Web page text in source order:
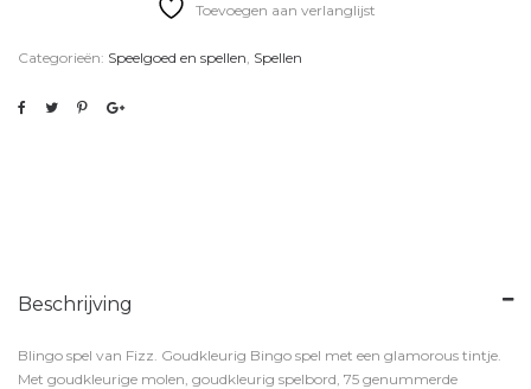
Toevoegen aan verlanglijst
Categorieën: Speelgoed en spellen, Spellen
Beschrijving
Blingo spel van Fizz. Goudkleurig Bingo spel met een glamorous tintje.
Met goudkleurige molen, goudkleurig spelbord, 75 genummerde